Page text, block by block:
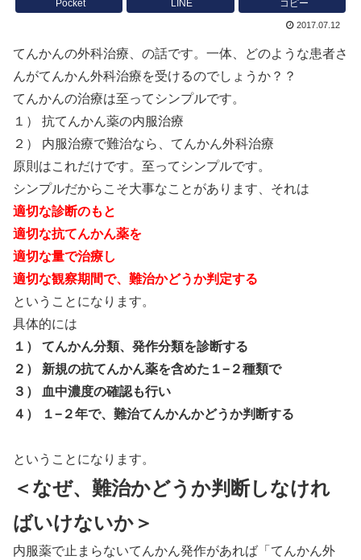
Pocket LINE コピー
2017.07.12
てんかんの外科治療、の話です。一体、どのような患者さ
んがてんかん外科治療を受けるのでしょうか？？
てんかんの治療は至ってシンプルです。
１） 抗てんかん薬の内服治療
２） 内服治療で難治なら、てんかん外科治療
原則はこれだけです。至ってシンプルです。
シンプルだからこそ大事なことがあります、それは
適切な診断のもと
適切な抗てんかん薬を
適切な量で治療し
適切な観察期間で、難治かどうか判定する
ということになります。
具体的には
１） てんかん分類、発作分類を診断する
２） 新規の抗てんかん薬を含めた１−２種類で
３） 血中濃度の確認も行い
４） １−２年で、難治てんかんかどうか判断する
ということになります。
＜なぜ、難治かどうか判断しなけれ
ばいけないか＞
内服薬で止まらないてんかん発作があれば「てんかん外